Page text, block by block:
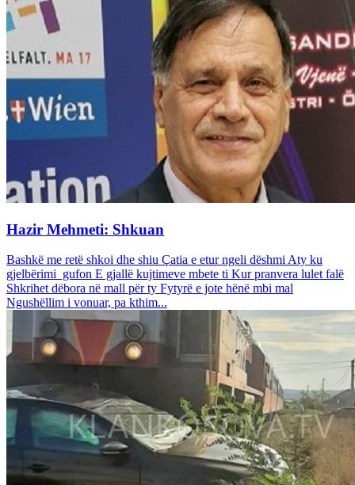
Hazir Mehmeti: Shkuan
Bashkë me retë shkoi dhe shiu Çatia e etur ngeli dëshmi Aty ku
gjelbërimi gufon E gjallë kujtimeve mbete ti Kur pranvera lulet falë
Shkrihet dëbora në mall për ty Fytyrë e jote hënë mbi mal
Ngushëllim i vonuar, pa kthim...